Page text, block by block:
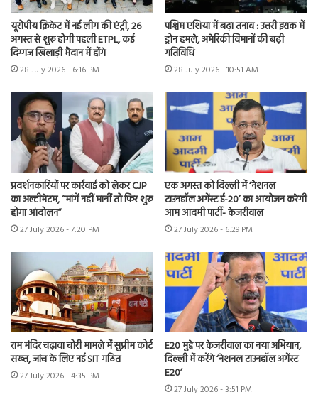
यूरोपीय क्रिकेट में नई लीग की एंट्री, 26
अगस्त से शुरू होगी पहली ETPL, कई
दिग्गज खिलाड़ी मैदान में होंगे
28 July 2026 - 6:16 PM
पश्चिम एशिया में बढ़ा तनाव : उत्तरी इराक में
ड्रोन हमले, अमेरिकी विमानों की बढ़ी
गतिविधि
28 July 2026 - 10:51 AM
प्रदर्शनकारियों पर कार्रवाई को लेकर CJP
का अल्टीमेटम, “मांगें नहीं मानीं तो फिर शुरू
होगा आंदोलन”
27 July 2026 - 7:20 PM
एक अगस्त को दिल्ली में ‘नेशनल
टाउनहॉल अगेंस्ट ई-20’ का आयोजन करेगी
आम आदमी पार्टी- केजरीवाल
27 July 2026 - 6:29 PM
राम मंदिर चढ़ावा चोरी मामले में सुप्रीम कोर्ट
सख्त, जांच के लिए नई SIT गठित
27 July 2026 - 4:35 PM
E20 मुद्दे पर केजरीवाल का नया अभियान,
दिल्ली में करेंगे ‘नेशनल टाउनहॉल अगेंस्ट
E20’
27 July 2026 - 3:51 PM